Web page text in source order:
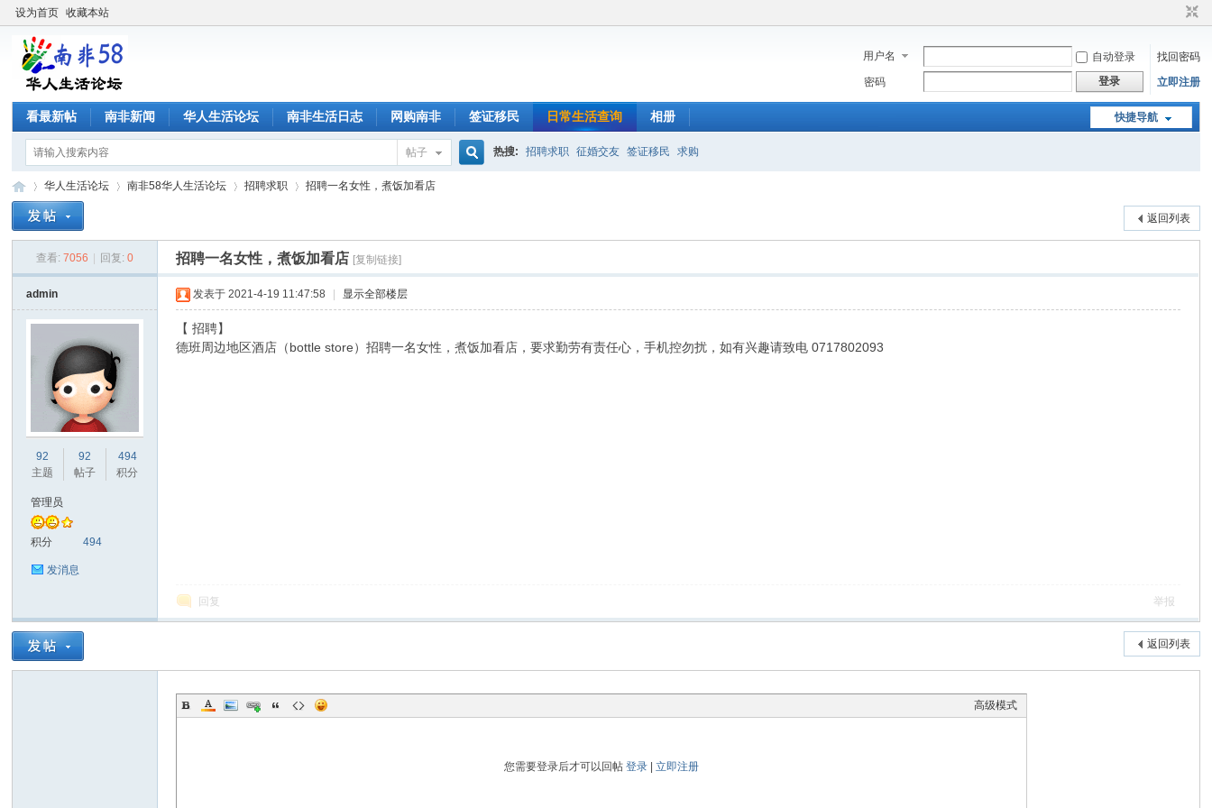
设为首页 收藏本站
用户名 自动登录
找回密码
密码
登录 立即注册
快捷导航
看最新帖 南非新闻 华人生活论坛 南非生活日志 网购南非 签证移民 日常生活查询 相册
帖子 热搜: 招聘求职 征婚交友 签证移民 求购
58
华人生活论坛
›
南非58华人生活论坛
›
招聘求职
›
招聘一名女性，煮饭加看店
返回列表
查看: 7056 回复: 0 招聘一名女性，煮饭加看店 [复制链接]
admin
92
主题
92
帖子
494
积分
管理员
积分 494
发消息
发表于 2021-4-19 11:47:58 显示全部楼层
【 招聘】
德班周边地区酒店（bottle store）招聘一名女性，煮饭加看店，要求勤劳有责任心，手机控勿扰，如有兴趣请致电 0717802093
回复 举报
返回列表
高级模式
您需要登录后才可以回帖登录 |立即注册